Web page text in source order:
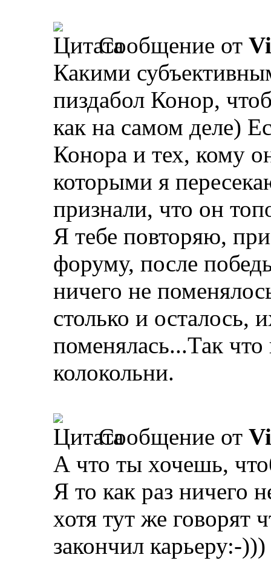
Сообщение от
Какими
пиздабол Конор,
как на самом деле)
Конора и тех, кому
которыми я
признали, что он
Я тебе повторяю,
форуму, после
ничего не
столько и осталось,
поменялась...Так
колокольни.
Сообщение от
А что ты хочешь,
Я то как раз ничего
хотя тут же говорят
закончил карьеру:-)))